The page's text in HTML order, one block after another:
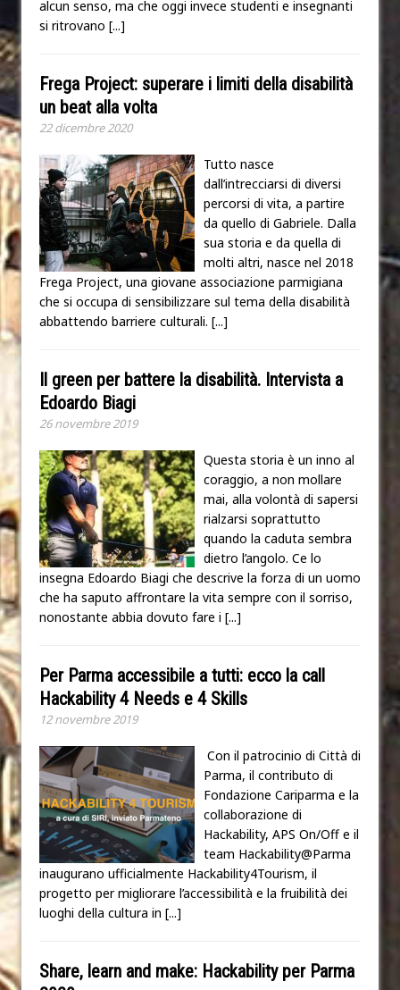
alcun senso, ma che oggi invece studenti e insegnanti
si ritrovano [...]
Frega Project: superare i limiti della disabilità
un beat alla volta
22 dicembre 2020
Tutto nasce
dall’intrecciarsi di diversi
percorsi di vita, a partire
da quello di Gabriele. Dalla
sua storia e da quella di
molti altri, nasce nel 2018
Frega Project, una giovane associazione parmigiana
che si occupa di sensibilizzare sul tema della disabilità
abbattendo barriere culturali. [...]
Il green per battere la disabilità. Intervista a
Edoardo Biagi
26 novembre 2019
Questa storia è un inno al
coraggio, a non mollare
mai, alla volontà di sapersi
rialzarsi soprattutto
quando la caduta sembra
dietro l’angolo. Ce lo
insegna Edoardo Biagi che descrive la forza di un uomo
che ha saputo affrontare la vita sempre con il sorriso,
nonostante abbia dovuto fare i [...]
Per Parma accessibile a tutti: ecco la call
Hackability 4 Needs e 4 Skills
12 novembre 2019
Con il patrocinio di Città di
Parma, il contributo di
Fondazione Cariparma e la
collaborazione di
Hackability, APS On/Off e il
team Hackability@Parma
inaugurano ufficialmente Hackability4Tourism, il
progetto per migliorare l’accessibilità e la fruibilità dei
luoghi della cultura in [...]
Share, learn and make: Hackability per Parma